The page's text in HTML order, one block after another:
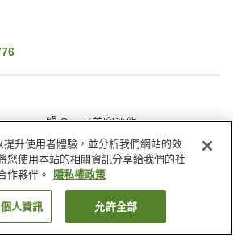
Spa／美容沙龍
自動販賣機
惠那 大江戶溫泉物語 Premium 惠那峡
找客房
升使用者體驗，並分析我們網站的效
您使用本站的相關資訊分享給我們的社
作夥伴。
隱私權政策
人資訊 允許全部